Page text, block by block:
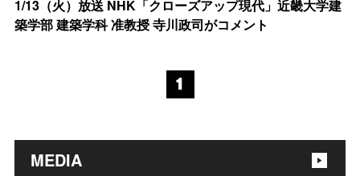
MEDIA
1/13（火）放送 NHK「クローズアップ現代」近畿大学建
築学部 建築学科 准教授 寺川政司がコメント
1